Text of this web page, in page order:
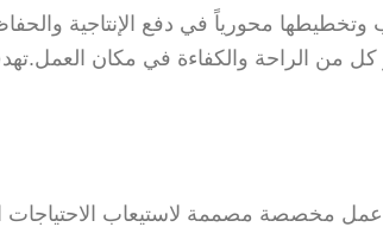
محورياً في دفع الإنتاجية
كل من الراحة والكفاءة في مكان
مصممة لاستيعاب الاحتياجات